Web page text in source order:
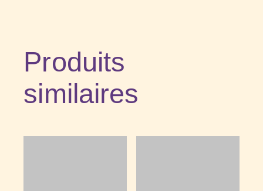
Produits
similaires